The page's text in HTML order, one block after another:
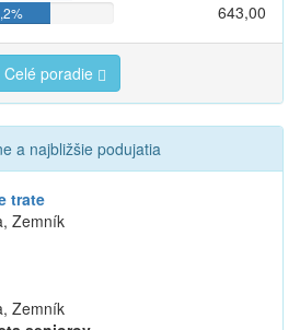
643,00
Celé poradie
a najbližšie podujatia
trate
Zemník
Zemník